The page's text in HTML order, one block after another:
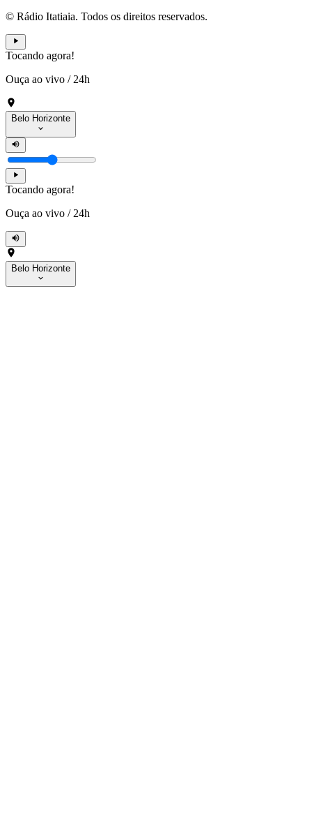
© Rádio Itatiaia. Todos os direitos reservados.
Tocando agora!
Ouça ao vivo / 24h
Belo Horizonte
Tocando agora!
Ouça ao vivo / 24h
Belo Horizonte